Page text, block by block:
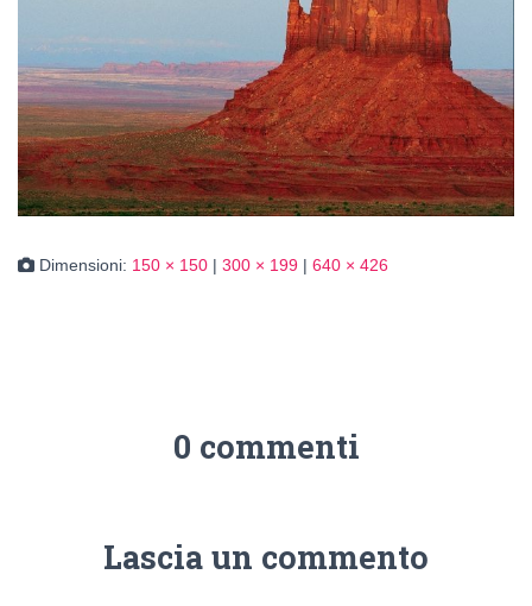
Dimensioni: 150 × 150 | 300 × 199 | 640 × 426
0 commenti
Lascia un commento